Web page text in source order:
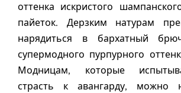
оттенка искристого
пайеток. Дерзким натурам
нарядиться в бархатный
супермодного пурпурного
Модницам, которые
страсть к авангарду, можно